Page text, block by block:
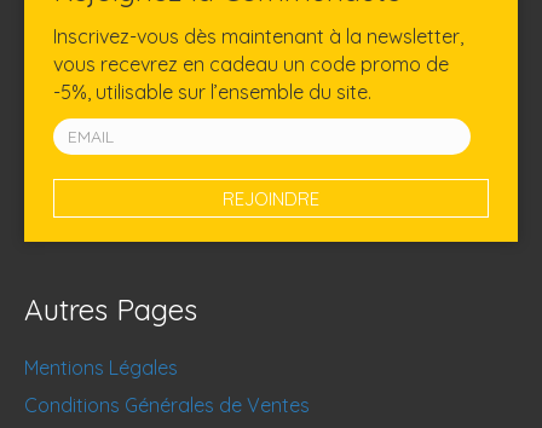
Inscrivez-vous dès maintenant à la newsletter,
vous recevrez en cadeau un code promo de
-5%, utilisable sur l’ensemble du site.
Autres Pages
Mentions Légales
Conditions Générales de Ventes